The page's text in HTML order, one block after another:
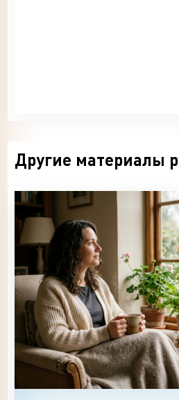
Другие материалы